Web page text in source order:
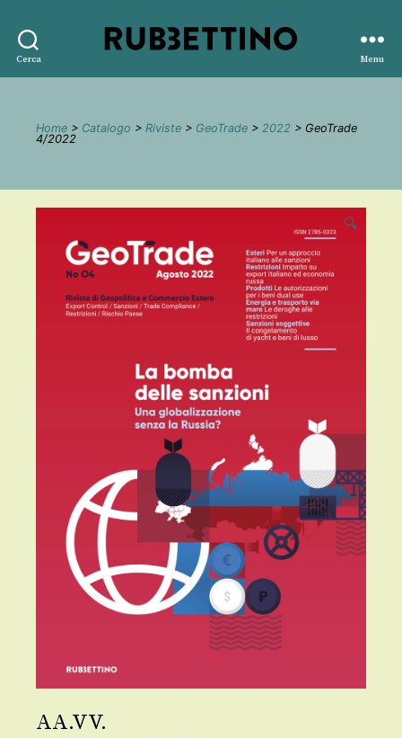
Cerca
editore
Menu
Home > Catalogo > Riviste > GeoTrade > 2022 > GeoTrade
4/2022
🔍
AA.VV.